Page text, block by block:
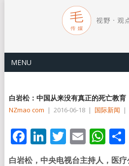
MENU
白岩松：中国从来没有真正的死亡教育
NZmao com | 2016-06-18 | 国际新闻 |
Facebook
LinkedIn
Twitter
Email
白岩松，中央电视台主持人，医